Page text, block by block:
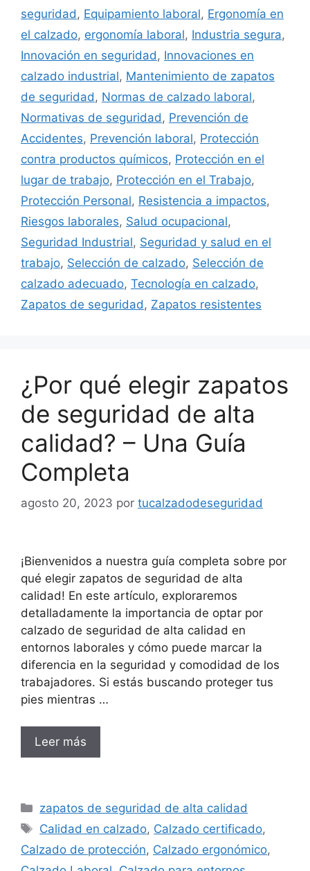
seguridad, Equipamiento laboral, Ergonomía en
el calzado, ergonomía laboral, Industria segura,
Innovación en seguridad, Innovaciones en
calzado industrial, Mantenimiento de zapatos
de seguridad, Normas de calzado laboral,
Normativas de seguridad, Prevención de
Accidentes, Prevención laboral, Protección
contra productos químicos, Protección en el
lugar de trabajo, Protección en el Trabajo,
Protección Personal, Resistencia a impactos,
Riesgos laborales, Salud ocupacional,
Seguridad Industrial, Seguridad y salud en el
trabajo, Selección de calzado, Selección de
calzado adecuado, Tecnología en calzado,
Zapatos de seguridad, Zapatos resistentes
¿Por qué elegir zapatos
de seguridad de alta
calidad? – Una Guía
Completa
agosto 20, 2023 por tucalzadodeseguridad
¡Bienvenidos a nuestra guía completa sobre por
qué elegir zapatos de seguridad de alta
calidad! En este artículo, exploraremos
detalladamente la importancia de optar por
calzado de seguridad de alta calidad en
entornos laborales y cómo puede marcar la
diferencia en la seguridad y comodidad de los
trabajadores. Si estás buscando proteger tus
pies mientras …
Leer más
Categorías
zapatos de seguridad de alta calidad
Etiquetas
Calidad en calzado, Calzado certificado,
Calzado de protección, Calzado ergonómico,